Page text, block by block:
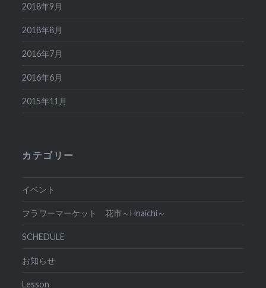
2018年9月
2018年8月
2016年7月
2016年6月
2015年11月
カテゴリー
イベント
フラワーマーケット 花市～Hnaichi～
SCHEDULE
お知らせ
Lesson